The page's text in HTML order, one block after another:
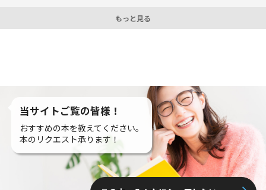
もっと見る
当サイトご覧の皆様！
おすすめの本を教えてください。
本のリクエスト承ります！